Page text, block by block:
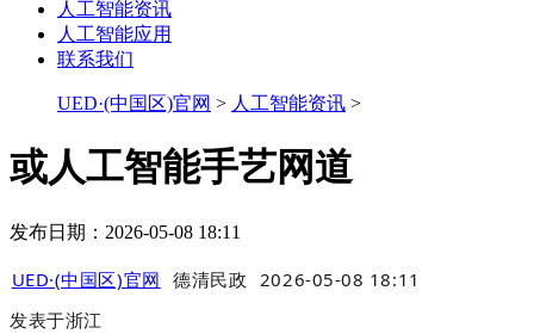
人工智能资讯
人工智能应用
联系我们
UED·(中国区)官网 > 人工智能资讯 >
或人工智能手艺网道
发布日期：2026-05-08 18:11
UED·(中国区)官网 德清民政 2026-05-08 18:11
发表于浙江